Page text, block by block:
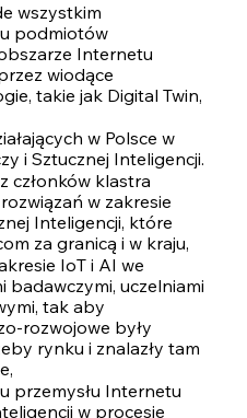
wszystkim
podmiotów
Internetu
wiodące
takie jak Digital Twin,
w Polsce w
i Sztucznej Inteligencji.
członków klastra
w zakresie
Inteligencji, które
za granicą i w kraju,
IoT i AI we
badawczymi, uczelniami
tak aby
rozwojowe były
rynku i znalazły tam
przemysłu Internetu
w procesie